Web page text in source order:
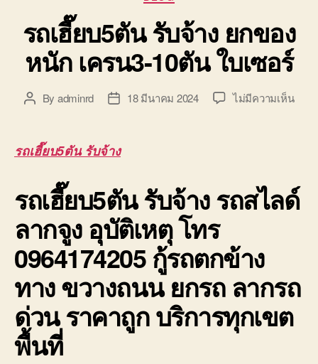
รถเฮี๊ยบ5ตัน รับจ้าง ยกของ
หนัก เครน3-10ตัน ใบเซอร์
PostBy adminrd
Post18 มีนาคม 2024 ไม่มีความเห็นบน
หนัก
เคร
รถเฮี๊ยบ5ตัน รับจ้าง
รถเฮี๊ยบ5ตัน รับจ้างรถสไลด์
ลากจูง อุบัติเหตุ โทร
0964174205 กู้รถตกข้าง
ทาง ขวางถนน ยกรถ ลากรถ
ด่วน ราคาถูก บริการทุกเขต
พื้นที่